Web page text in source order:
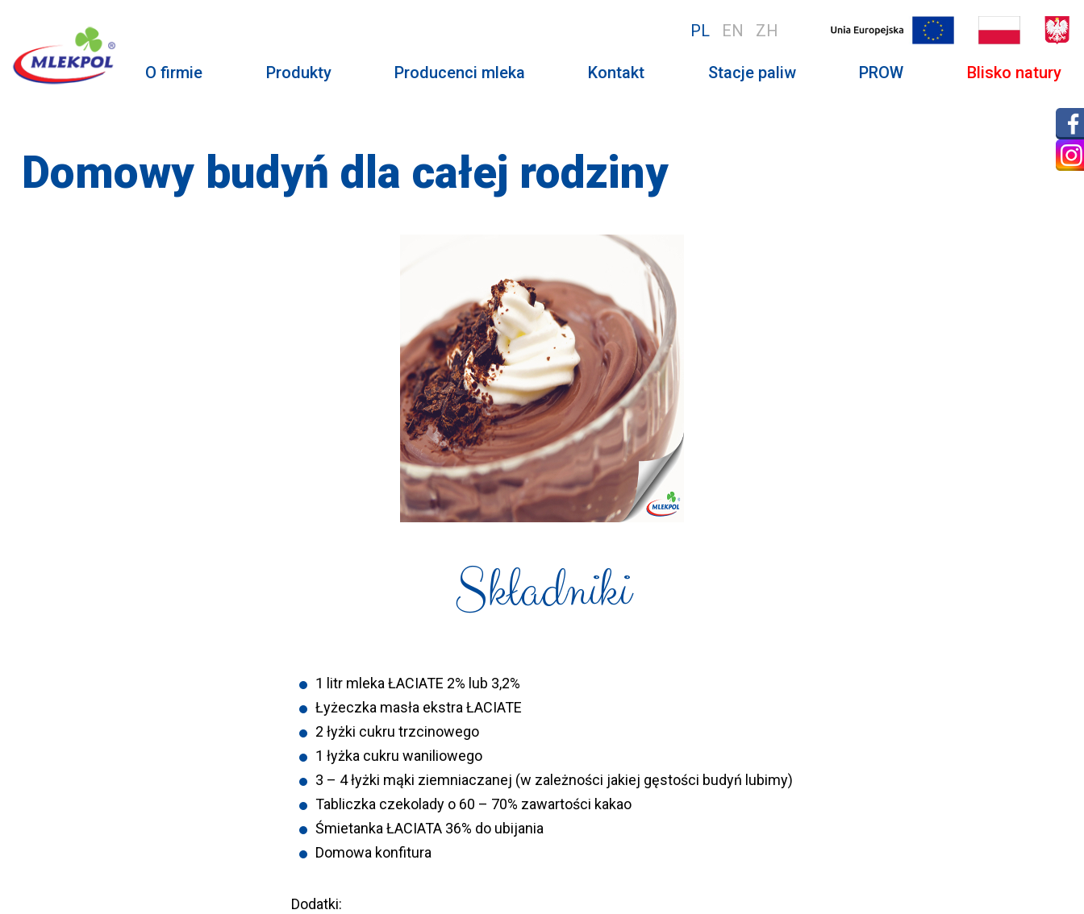
PL EN ZH
O firmie Produkty Producenci mleka Kontakt Stacje paliw PROW Blisko natury
Domowy budyń dla całej rodziny
Składniki
1 litr mleka ŁACIATE 2% lub 3,2%
Łyżeczka masła ekstra ŁACIATE
2 łyżki cukru trzcinowego
1 łyżka cukru waniliowego
3 – 4 łyżki mąki ziemniaczanej (w zależności jakiej gęstości budyń lubimy)
Tabliczka czekolady o 60 – 70% zawartości kakao
Śmietanka ŁACIATA 36% do ubijania
Domowa konfitura
Dodatki: